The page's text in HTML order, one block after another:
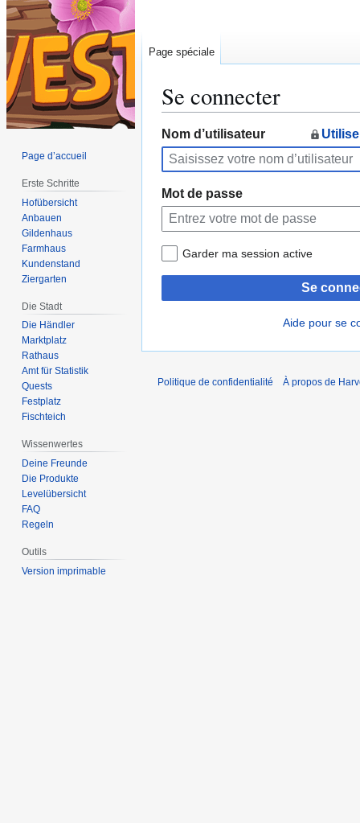
Se connecter
Aller
à
la
navigation
Aller
à
la
recherche
Nom d’utilisateur
Mot de passe
Garder ma session active
Se
Aide pour se
Page spéciale
Page d’accueil
Erste Schritte
Hofübersicht
Anbauen
Gildenhaus
Farmhaus
Kundenstand
Ziergarten
Die Stadt
Die Händler
Marktplatz
Rathaus
Amt für Statistik
Quests
Festplatz
Fischteich
Wissenwertes
Deine Freunde
Die Produkte
Levelübersicht
FAQ
Regeln
Outils
Version imprimable
Politique de confidentialité À propos de